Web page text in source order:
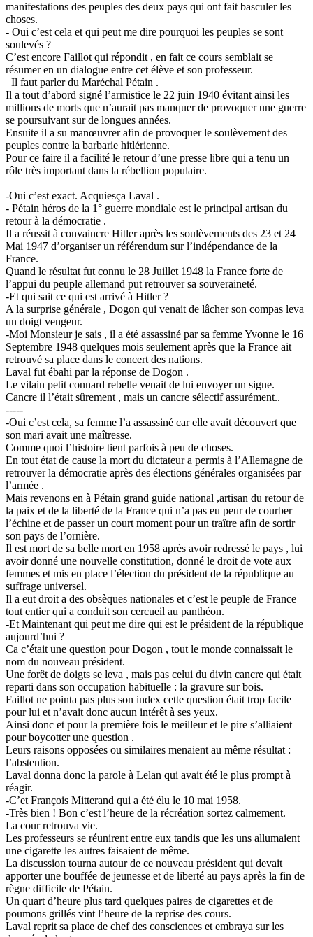
manifestations des peuples des deux pays qui ont fait basculer les
choses.
- Oui c’est cela et qui peut me dire pourquoi les peuples se sont
soulevés ?
C’est encore Faillot qui répondit , en fait ce cours semblait se
résumer en un dialogue entre cet élève et son professeur.
_Il faut parler du Maréchal Pétain .
Il a tout d’abord signé l’armistice le 22 juin 1940 évitant ainsi les
millions de morts que n’aurait pas manquer de provoquer une guerre
se poursuivant sur de longues années.
Ensuite il a su manœuvrer afin de provoquer le soulèvement des
peuples contre la barbarie hitlérienne.
Pour ce faire il a facilité le retour d’une presse libre qui a tenu un
rôle très important dans la rébellion populaire.
-Oui c’est exact. Acquiesça Laval .
- Pétain héros de la 1° guerre mondiale est le principal artisan du
retour à la démocratie .
Il a réussit à convaincre Hitler après les soulèvements des 23 et 24
Mai 1947 d’organiser un référendum sur l’indépendance de la
France.
Quand le résultat fut connu le 28 Juillet 1948 la France forte de
l’appui du peuple allemand put retrouver sa souveraineté.
-Et qui sait ce qui est arrivé à Hitler ?
A la surprise générale , Dogon qui venait de lâcher son compas leva
un doigt vengeur.
-Moi Monsieur je sais , il a été assassiné par sa femme Yvonne le 16
Septembre 1948 quelques mois seulement après que la France ait
retrouvé sa place dans le concert des nations.
Laval fut ébahi par la réponse de Dogon .
Le vilain petit connard rebelle venait de lui envoyer un signe.
Cancre il l’était sûrement , mais un cancre sélectif assurément..
-----
-Oui c’est cela, sa femme l’a assassiné car elle avait découvert que
son mari avait une maîtresse.
Comme quoi l’histoire tient parfois à peu de choses.
En tout état de cause la mort du dictateur a permis à l’Allemagne de
retrouver la démocratie après des élections générales organisées par
l’armée .
Mais revenons en à Pétain grand guide national ,artisan du retour de
la paix et de la liberté de la France qui n’a pas eu peur de courber
l’échine et de passer un court moment pour un traître afin de sortir
son pays de l’ornière.
Il est mort de sa belle mort en 1958 après avoir redressé le pays , lui
avoir donné une nouvelle constitution, donné le droit de vote aux
femmes et mis en place l’élection du président de la république au
suffrage universel.
Il a eut droit a des obsèques nationales et c’est le peuple de France
tout entier qui a conduit son cercueil au panthéon.
-Et Maintenant qui peut me dire qui est le président de la république
aujourd’hui ?
Ca c’était une question pour Dogon , tout le monde connaissait le
nom du nouveau président.
Une forêt de doigts se leva , mais pas celui du divin cancre qui était
reparti dans son occupation habituelle : la gravure sur bois.
Faillot ne pointa pas plus son index cette question était trop facile
pour lui et n’avait donc aucun intérêt à ses yeux.
Ainsi donc et pour la première fois le meilleur et le pire s’alliaient
pour boycotter une question .
Leurs raisons opposées ou similaires menaient au même résultat :
l’abstention.
Laval donna donc la parole à Lelan qui avait été le plus prompt à
réagir.
-C’et François Mitterand qui a été élu le 10 mai 1958.
-Très bien ! Bon c’est l’heure de la récréation sortez calmement.
La cour retrouva vie.
Les professeurs se réunirent entre eux tandis que les uns allumaient
une cigarette les autres faisaient de même.
La discussion tourna autour de ce nouveau président qui devait
apporter une bouffée de jeunesse et de liberté au pays après la fin de
règne difficile de Pétain.
Un quart d’heure plus tard quelques paires de cigarettes et de
poumons grillés vint l’heure de la reprise des cours.
Laval reprit sa place de chef des consciences et embraya sur les